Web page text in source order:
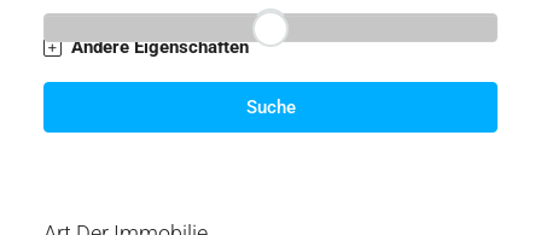
Andere Eigenschaften
Suche